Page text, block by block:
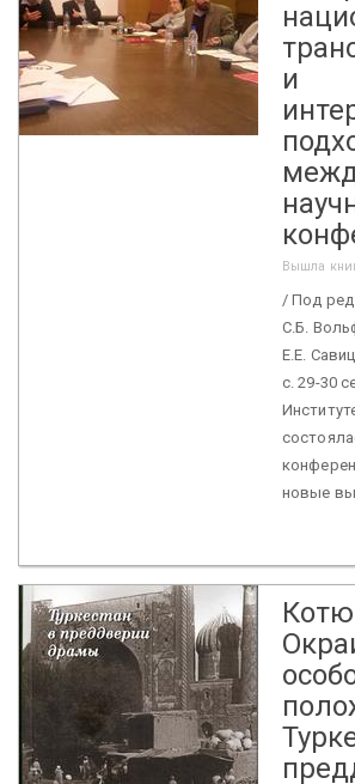
и
Вышла
/ Под
С.Б.
Е.Е.
с. 29-30
новые